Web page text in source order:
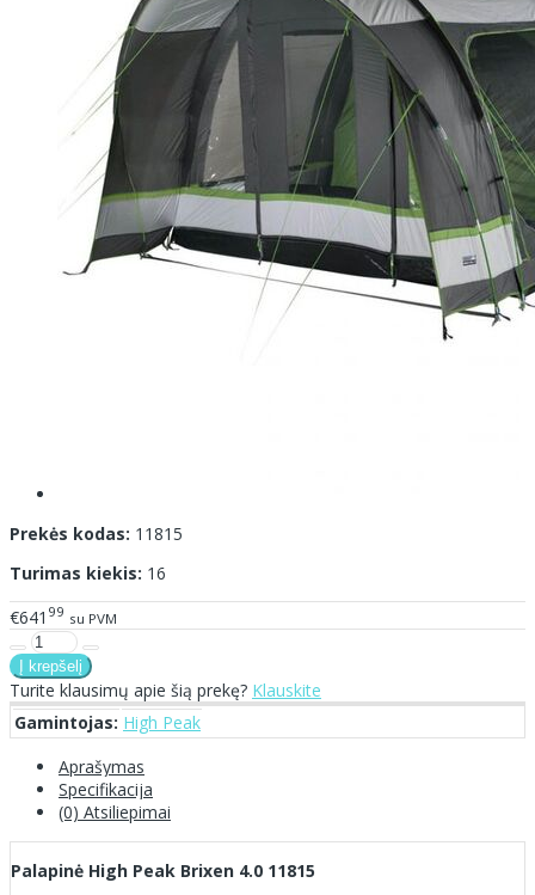
Prekės kodas: 11815
Turimas kiekis: 16
€641 99 su PVM
Turite klausimų apie šią prekę? Klauskite
Gamintojas: High Peak
Aprašymas
Specifikacija
(0) Atsiliepimai
Palapinė High Peak Brixen 4.0 11815